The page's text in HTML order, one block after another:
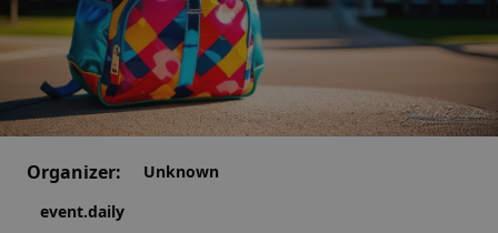
Organizer:
Unknown
event.daily